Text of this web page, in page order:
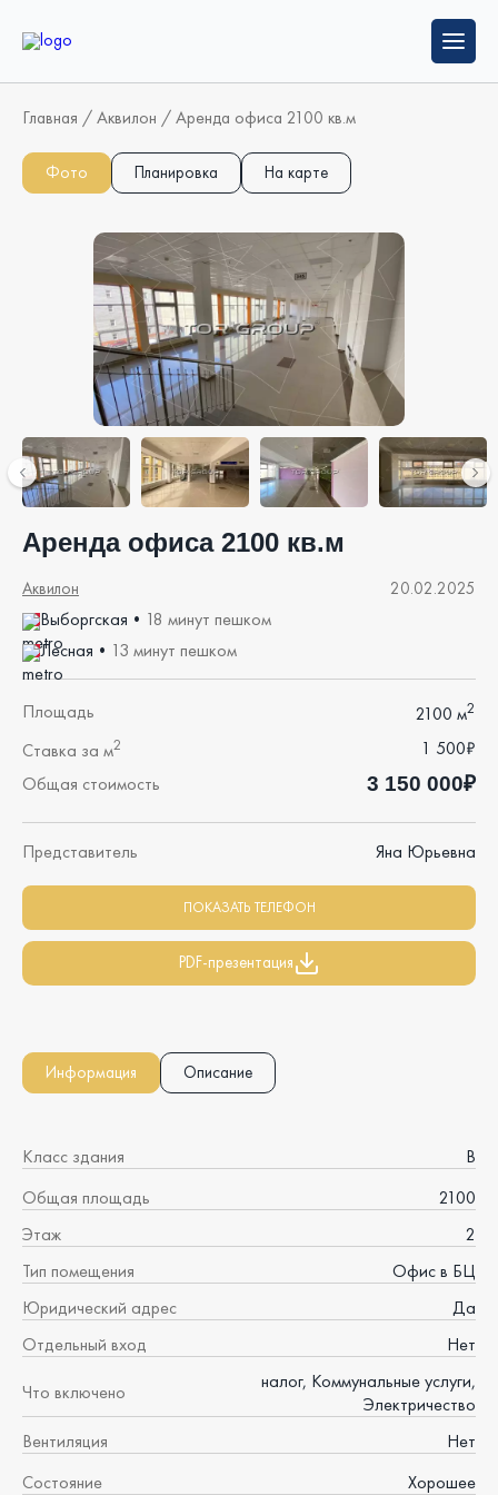
Главная /Аквилон /Аренда офиса 2100 кв.м
Фото Планировка На карте
Аренда офиса 2100 кв.м
20.02.2025
Аквилон
Выборгская • 18 минут пешком
Лесная • 13 минут пешком
Площадь 2100 м2
Ставка за м2
1 500₽
Общая стоимость
3 150 000₽
Представитель Яна Юрьевна
ПОКАЗАТЬ ТЕЛЕФОН
PDF-презентация
Информация Описание
Класс здания
B
Общая площадь
2100
Этаж
2
Тип помещения
Офис в БЦ
Юридический адрес
Да
Отдельный вход
Нет
Что включено
налог, Коммунальные услуги,
Электричество
Вентиляция
Нет
Состояние
Хорошее